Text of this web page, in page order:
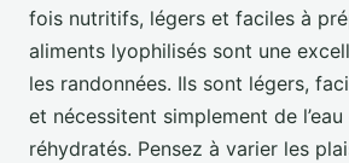
fois nutritifs, légers et faciles à
aliments lyophilisés sont une
les randonnées. Ils sont légers,
et nécessitent simplement de
réhydratés. Pensez à varier les